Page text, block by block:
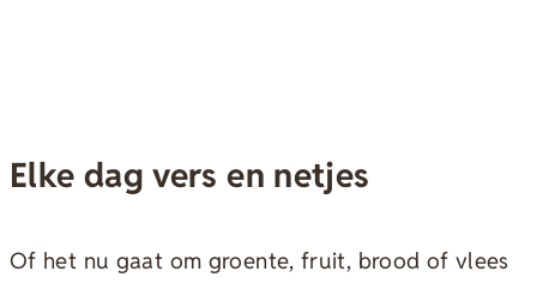
Elke dag vers en netjes
Of het nu gaat om groente, fruit, brood of vlees